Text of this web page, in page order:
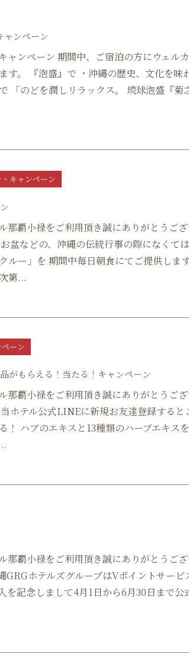
ンペーン
ンペーン 期間中、ご宿泊の方にウェル
す。 『泡盛』で ・沖縄の歴史、文化を味
「のどを潤しリラックス。 琉球泡盛『菊
キャンペーン
那覇小禄をご利用頂き誠にありがとうご
盆などの、沖縄の伝統行事の際になくて
ルー」を 期間中毎日朝食にてご提供しま
第...
ーン
がもらえる！当たる！キャンペーン
那覇小禄をご利用頂き誠にありがとうご
ホテル公式LINEに新規お友達登録すると
！ ハブのエキスと13種類のハーブエキス
那覇小禄をご利用頂き誠にありがとうご
GRGホテルズグループはVポイントサービ
を記念しまして4月1日から6月30日まで公